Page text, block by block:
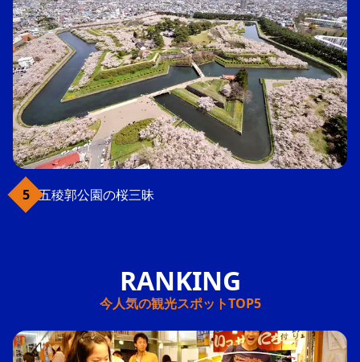
五稜郭公園の桜三昧
今人気の観光スポットTOP5